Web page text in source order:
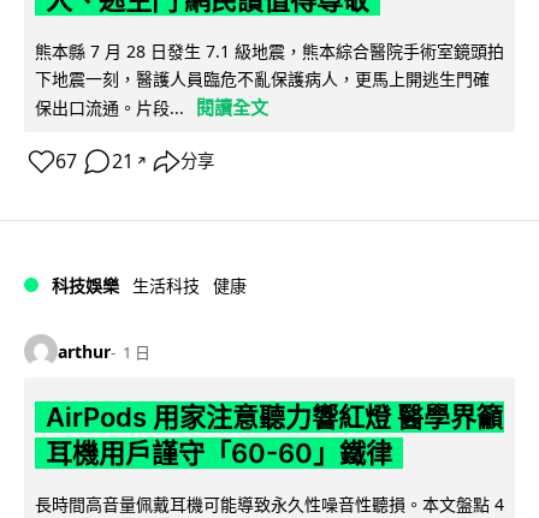
熊本縣 7 月 28 日發生 7.1 級地震，熊本綜合醫院手術室鏡頭拍
下地震一刻，醫護人員臨危不亂保護病人，更馬上開逃生門確
保出口流通。片段...
閱讀全文
67 21 ↗ 分享
科技娛樂 生活科技 健康
arthur 1 日
AirPods 用家注意聽力響紅燈 醫學界籲
耳機用戶謹守「60-60」鐵律
長時間高音量佩戴耳機可能導致永久性噪音性聽損。本文盤點 4